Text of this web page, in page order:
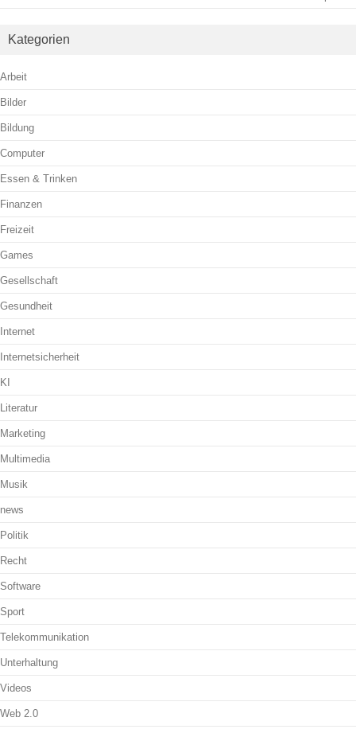
Kategorien
Arbeit
Bilder
Bildung
Computer
Essen & Trinken
Finanzen
Freizeit
Games
Gesellschaft
Gesundheit
Internet
Internetsicherheit
KI
Literatur
Marketing
Multimedia
Musik
news
Politik
Recht
Software
Sport
Telekommunikation
Unterhaltung
Videos
Web 2.0